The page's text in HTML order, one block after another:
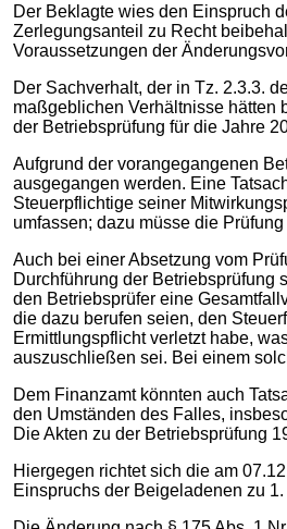
Der Beklagte wies den Einspruch
Zerlegungsanteil zu Recht
Voraussetzungen der
Der Sachverhalt, der in Tz. 2.3.3.
maßgeblichen Verhältnisse hätten
der Betriebsprüfung für die Jahre
Aufgrund der vorangegangenen
ausgegangen werden. Eine
Steuerpflichtige seiner
umfassen; dazu müsse die
Auch bei einer Absetzung vom
Durchführung der Betriebsprüfung
den Betriebsprüfer eine
die dazu berufen seien, den
Ermittlungspflicht verletzt habe,
auszuschließen sei. Bei einem
Dem Finanzamt könnten auch
den Umständen des Falles,
Die Akten zu der Betriebsprüfung
Hiergegen richtet sich die am
Einspruchs der Beigeladenen zu